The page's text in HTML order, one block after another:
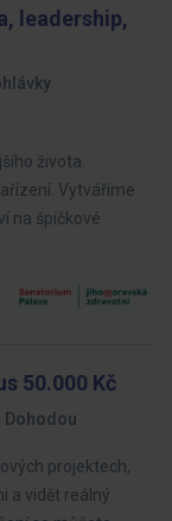
leadership,
života.
Vytváříme
na špičkové
50.000 Kč
Dohodou
projektech,
a vidět reálný